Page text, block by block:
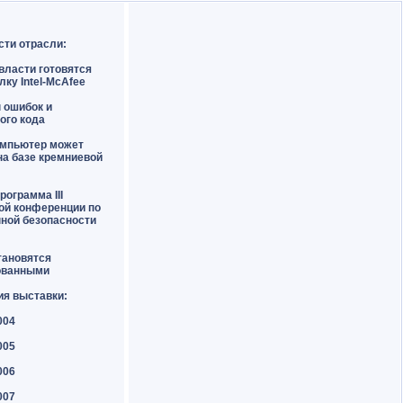
отрасли:
готовятся
Intel-McAfee
ошибок и
кода
может
базе кремниевой
III
конференции по
безопасности
выставки: